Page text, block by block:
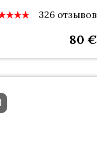
326 отзывов
80 €